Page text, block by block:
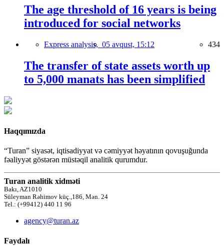
The age threshold of 16 years is being
introduced for social networks
Express analysis, 05 avqust, 15:12 434
The transfer of state assets worth up
to 5,000 manats has been simplified
Haqqımızda
“Turan” siyasət, iqtisadiyyat və cəmiyyət həyatının qovuşuğunda
fəaliyyət göstərən müstəqil analitik qurumdur.
Turan analitik xidməti
Bakı, AZ1010
Süleyman Rəhimov küç.,186, Mən. 24
Tel.: (+99412) 440 11 96
agency@turan.az
Faydalı